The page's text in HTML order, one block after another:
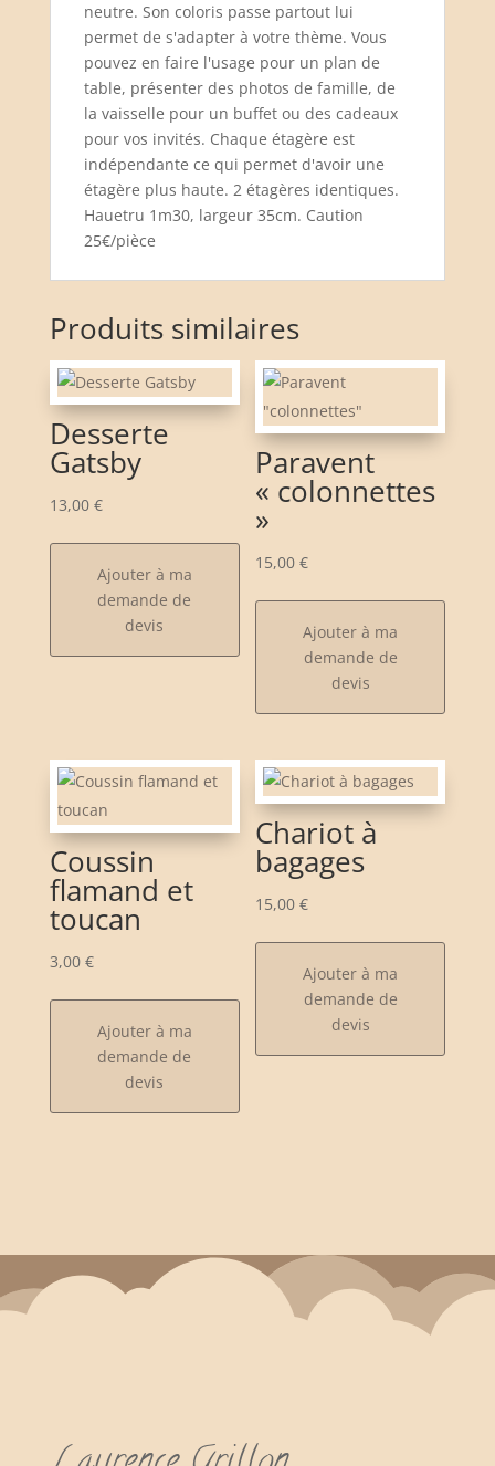
neutre. Son coloris passe partout lui
permet de s'adapter à votre thème. Vous
pouvez en faire l'usage pour un plan de
table, présenter des photos de famille, de
la vaisselle pour un buffet ou des cadeaux
pour vos invités. Chaque étagère est
indépendante ce qui permet d'avoir une
étagère plus haute. 2 étagères identiques.
Hauetru 1m30, largeur 35cm. Caution
25€/pièce
Produits similaires
Desserte
Gatsby
13,00 €
Ajouter à ma
demande de
devis
Paravent
« colonnettes
»
15,00€
Ajouter à ma
demande de
devis
Coussin
flamand et
toucan
3,00 €
Ajouter à ma
demande de
devis
Chariot à
bagages
15,00€
Ajouter à ma
demande de
devis